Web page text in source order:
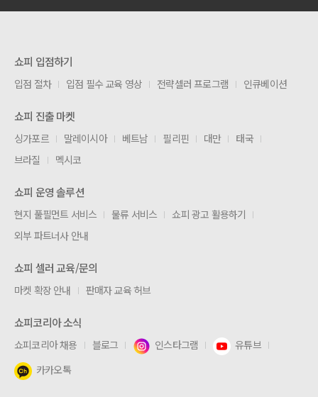
쇼피 입점하기
입점 절차 입점 필수 교육 영상 전략셀러 프로그램 인큐베이션
쇼피 진출 마켓
싱가포르 말레이시아 베트남 필리핀 대만
태국
브라질
멕시코
쇼피 운영 솔루션
현지 풀필먼트 서비스 물류 서비스
쇼피 광고 활용하기
외부 파트너사 안내
쇼피 셀러 교육/문의
마켓 확장 안내 판매자 교육 허브
쇼피코리아 소식
쇼피코리아 채용 블로그 인스타그램
유튜브
카카오톡